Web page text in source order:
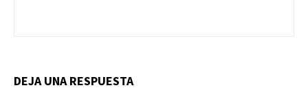
DEJA UNA RESPUESTA